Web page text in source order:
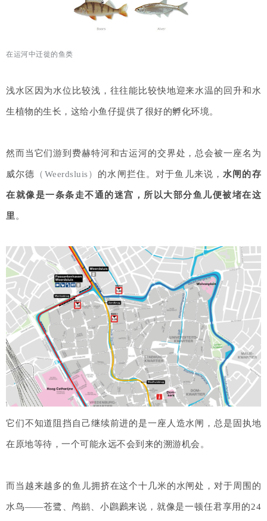
在运河中迁徙的鱼类
浅水区因为水位比较浅，往往能比较快地迎来水温的回升和水
生植物的生长，这给小鱼仔提供了很好的孵化环境。
然而当它们游到 费赫特河和古运河的交界处，总会被一座名为
威尔德 （Weerdsluis） 的水闸拦住。对于鱼儿来说，水闸的存
在就像是一条条走不通的迷宫，所以大部分鱼儿便被堵在这
里。
它们不知道阻挡自己继续前进的是一座人造水闸，总是固执地
在原地等待，一个可能永远不会到来的溯游机会。
而当越来越多的鱼儿拥挤在这个十几米的水闸处，对于周围的
水鸟——苍鹭、鸬鹚 、小鸊鷉来说，就像是一顿任君享用的24